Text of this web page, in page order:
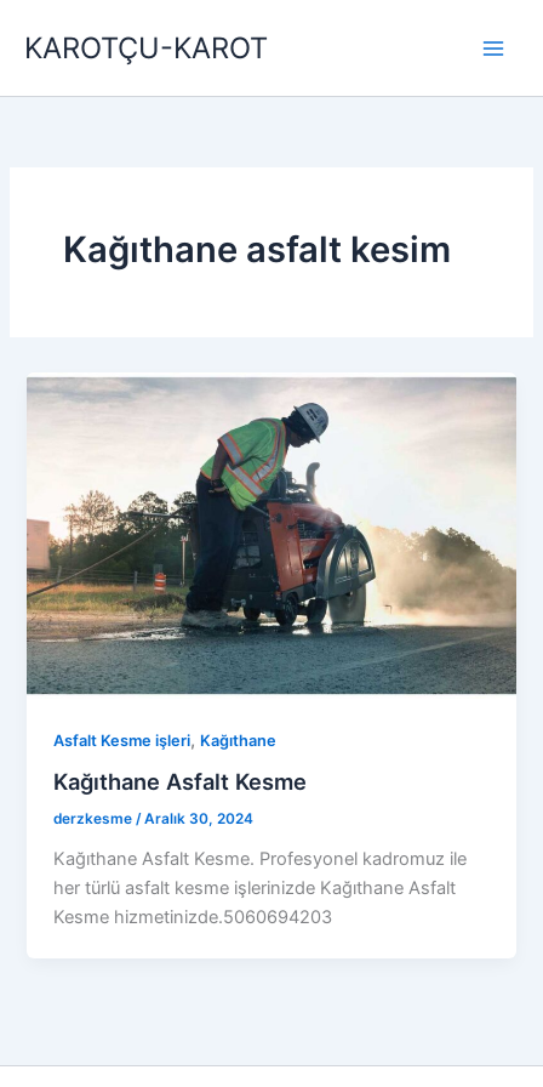
atlaKAROTÇU-KAROT
Kağıthane asfalt kesim
Asfalt Kesme işleri, Kağıthane
Kağıthane Asfalt Kesme
derzkesme/Aralık 30, 2024
Kağıthane Asfalt Kesme. Profesyonel kadromuz ile
her türlü asfalt kesme işlerinizde Kağıthane Asfalt
Kesme hizmetinizde.5060694203